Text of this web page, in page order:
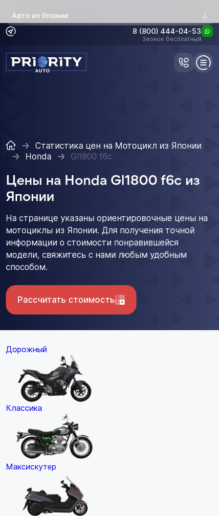
Авто из Японии
8 (800) 444-04-53
Звонок бесплатный
Статистика цен на Мотоцикл из Японии
Honda
Gl1800 f6c
Цены на Honda Gl1800 f6c из
Японии
На странице указаны ориентировочные цены на
мотоциклы из Японии. Для получения точной
информации о стоимости понравившейся
модели, свяжитесь с нами любым удобным
способом.
Рассчитать стоимость
Дорожный
Классика
Максискутер